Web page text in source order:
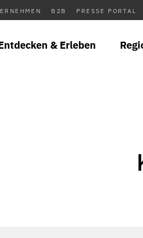
B2B PRESSE PORTAL
& Erleben